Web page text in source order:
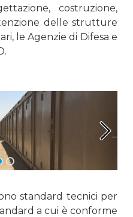
costruzione,
delle strutture
le Agenzie di Difesa e
standard tecnici per
a cui è conforme